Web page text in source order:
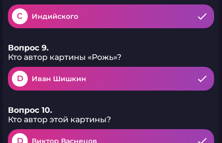
C Индийского
Вопрос 9.
Кто автор картины «Рожь»?
D Иван Шишкин
Вопрос 10.
Кто автор этой картины?
D Виктор Васнецов